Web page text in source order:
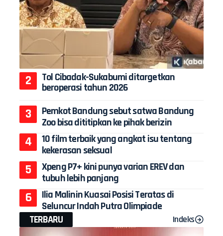
Tol Cibadak-Sukabumi ditargetkan
beroperasi tahun 2026
Pemkot Bandung sebut satwa Bandung
Zoo bisa dititipkan ke pihak berizin
10 film terbaik yang angkat isu tentang
kekerasan seksual
Xpeng P7+ kini punya varian EREV dan
tubuh lebih panjang
Ilia Malinin Kuasai Posisi Teratas di
Seluncur Indah Putra Olimpiade
TERBARU
Indeks